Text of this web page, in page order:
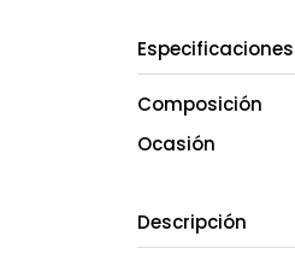
Especificaciones
Composición
Ocasión
Descripción